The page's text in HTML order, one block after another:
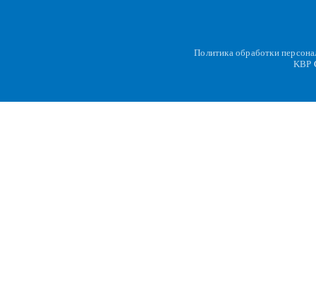
Политика обработки
KBP